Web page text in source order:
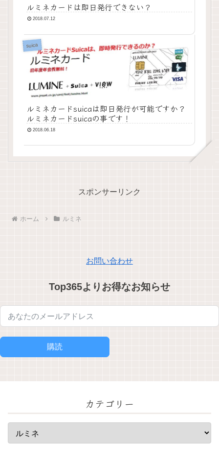
ルミネカードは即日発行できない？
2018.07.12
suica
ルミネカードsuicaは即日発行が可能ですか？
ルミネカードsuicaの事です！
2018.06.18
スポンサーリンク
ホーム ルミネ
お問い合わせ
Top365よりお得なお知らせ
購読
カテゴリー